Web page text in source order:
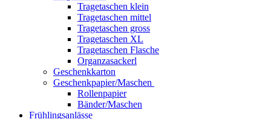
Tragetaschen klein
Tragetaschen mittel
Tragetaschen gross
Tragetaschen XL
Tragetaschen Flasche
Organzasackerl
Geschenkkarton
Geschenkpapier/Maschen
Rollenpapier
Bänder/Maschen
Frühlingsanlässe